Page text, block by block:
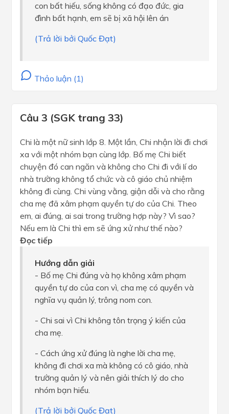
con bất hiếu, sống không có đạo đức, gia
đình bất hạnh, em sẽ bị xã hội lên án
(Trả lời bởi Quốc Đạt)
Thảo luận (1)
Câu 3 (SGK trang 33)
Chi là một nữ sinh lớp 8. Một lần, Chi nhận lời đi chơi
xa với một nhóm bạn cùng lớp. Bố mẹ Chi biết
chuyện đó can ngăn và không cho Chi đi với lí do
nhà trường không tổ chức và cô giáo chủ nhiệm
không đi cùng. Chi vùng vằng, giận dỗi và cho rằng
cha mẹ đã xâm phạm quyền tự do của Chi. Theo
em, ai đúng, ai sai trong trường hợp này? Vì sao?
Nếu em là Chi thì em sẽ ứng xử như thế nào?
Đọc tiếp
Hướng dẫn giải
- Bố mẹ Chi đúng và họ không xâm phạm
quyền tự do của con vì, cha mẹ có quyền và
nghĩa vụ quản lý, trông nom con.
- Chi sai vì Chi không tôn trọng ý kiến của
cha mẹ.
- Cách ứng xử đúng là nghe lời cha mẹ,
không đi chơi xa mà không có cô giáo, nhà
trường quản lý và nên giải thích lý do cho
nhóm bạn hiểu.
(Trả lời bởi Quốc Đạt)